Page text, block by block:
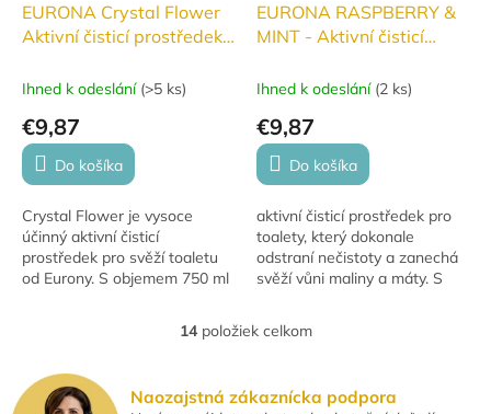
EURONA Crystal Flower
Aktivní čisticí prostředek
Ihned k odeslání (>5 ks)
€9,87
Do košíka
Crystal Flower je vysoce
účinný aktivní čisticí
prostředek pro svěží toaletu
od Eurony. S objemem 750 ml
EURONA RASPBERRY &
MINT - Aktivní čisticí
toaletu 750ml
Ihned k odeslání (2 ks)
€9,87
Do košíka
aktivní čisticí prostředek pro
toalety, který dokonale
odstraní nečistoty a zanechá
svěží vůni maliny a máty. S
dlouhotrvající čistotu a
osvěžení....
O
á
14položiek celkom
Naozajstná zákaznícka podpora